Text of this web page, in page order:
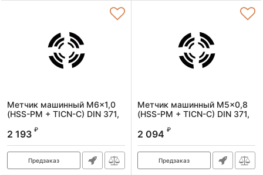
Метчик машинный M6x1,0
(HSS-PM + TICN-С) DIN 371,
тип С)
Артикул: 1641060100
2 193 ₽
Предзаказ
Метчик машинный M5x0,8
(HSS-PM + TICN-С) DIN 371,
тип С)
Артикул: 1641050080
2 094 ₽
Предзаказ